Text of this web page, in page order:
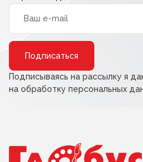
Подписываясь на рассылку я
на обработку персональных